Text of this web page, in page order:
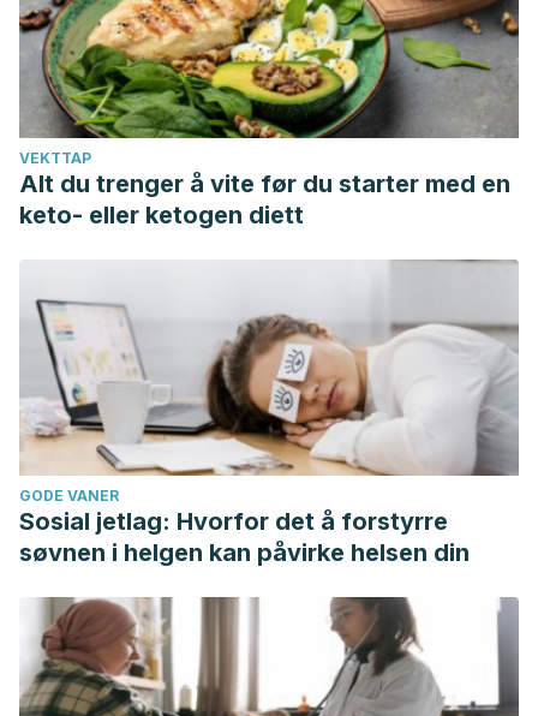
VEKTTAP
Alt du trenger å vite før du starter med en
keto- eller ketogen diett
GODE VANER
Sosial jetlag: Hvorfor det å forstyrre
søvnen i helgen kan påvirke helsen din